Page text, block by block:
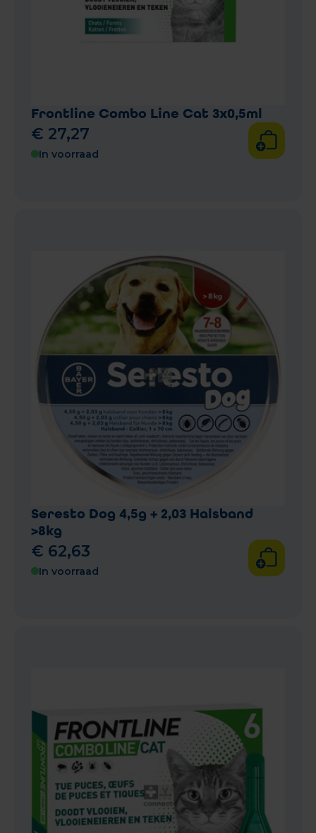
Frontline Combo Line Cat 3x0,5ml
€ 27,27
In voorraad
Seresto Dog 4,5g + 2,03 Halsband
>8kg
€ 62,63
In voorraad